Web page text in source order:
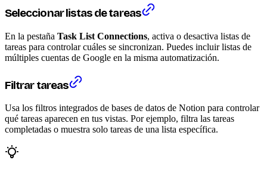
Seleccionar listas de tareas
En la pestaña Task List Connections, activa o desactiva listas de
tareas para controlar cuáles se sincronizan. Puedes incluir listas de
múltiples cuentas de Google en la misma automatización.
Filtrar tareas
Usa los filtros integrados de bases de datos de Notion para controlar
qué tareas aparecen en tus vistas. Por ejemplo, filtra las tareas
completadas o muestra solo tareas de una lista específica.